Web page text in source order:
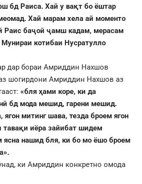
бд Раиса. Хай у вақт бо ёштар
Хай марам хела ай моменто
Раис баҷоӣ ҷамш кадам, мерасам
Мунираи котибаи Нусратулло
дар бораи Амриддин Нахшов
шогирдони Амриддин Нахшов аз
«бля ҳами коре, ки да
бд мода мешид, гарени мешид.
ягон митинг шава, тезда броем ягон
иёра зайибат шидем
ясна нашид бля, ки бо мо ёшо броем
ки Амриддин конкретно омода